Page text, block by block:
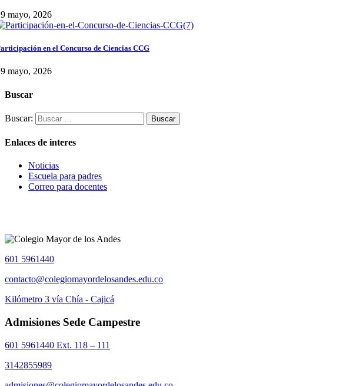
mayo, 2026
en el Concurso de Ciencias CCG
mayo, 2026
Buscar
Buscar:
Enlaces de interes
Noticias
Escuela para padres
Correo para docentes
601 5961440
contacto@colegiomayordelosandes.edu.co
Kilómetro 3 vía Chía - Cajicá
Admisiones Sede Campestre
601 5961440 Ext. 118 – 111
3142855989